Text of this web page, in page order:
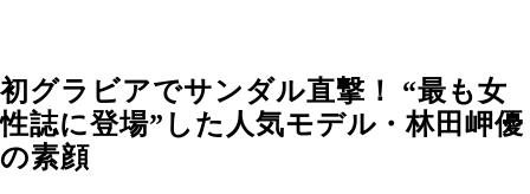
初グラビアでサンダル直撃！ “最も女
性誌に登場”した人気モデル・林田岬優
の素顔